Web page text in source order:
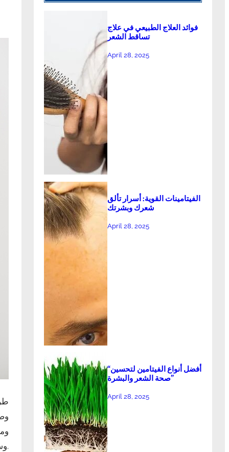
وسنسلط الضوء على الأساليب التي يمكن أن تساعد الشخص في تحقيق تلك الأهداف.
فوائد العلاج الطبيعي في علاج
تساقط الشعر
April 28, 2025
الفيتامينات القوية: أسرار تألق
شعرك وبشرتك
April 28, 2025
“أفضل أنواع الفيتامين لتحسين
صحة الشعر والبشرة”
April 28, 2025